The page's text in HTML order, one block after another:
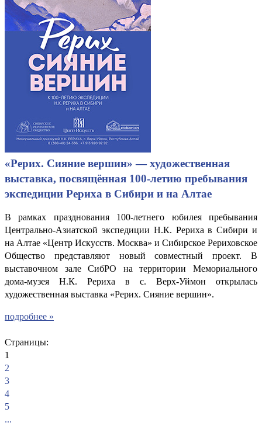
«Рерих. Сияние вершин» — художественная
выставка, посвящённая 100-летию пребывания
экспедиции Рериха в Сибири и на Алтае
В рамках празднования 100-летнего юбилея пребывания
Центрально-Азиатской экспедиции Н.К. Рериха в Сибири и
на Алтае «Центр Искусств. Москва» и Сибирское Рериховское
Общество представляют новый совместный проект. В
выставочном зале СибРО на территории Мемориального
дома-музея Н.К. Рериха в с. Верх-Уймон открылась
художественная выставка «Рерих. Сияние вершин».
подробнее »
Страницы:
1
2
3
4
5
...